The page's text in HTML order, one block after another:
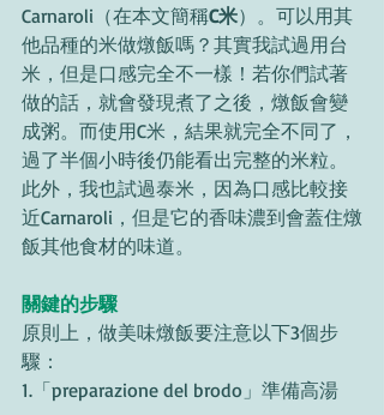
Carnaroli（在本文簡稱C米）。可以用其
他品種的米做燉飯嗎？其實我試過用台
米，但是口感完全不一樣！若你們試著
做的話，就會發現煮了之後，燉飯會變
成粥。而使用C米，結果就完全不同了，
過了半個小時後仍能看出完整的米粒。
此外，我也試過泰米，因為口感比較接
近Carnaroli，但是它的香味濃到會蓋住燉
飯其他食材的味道。
關鍵的步驟
原則上，做美味燉飯要注意以下3個步
驟：
1.「preparazione del brodo」準備高湯